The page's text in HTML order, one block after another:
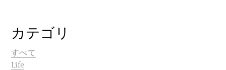
カテゴリ
すべて
Life